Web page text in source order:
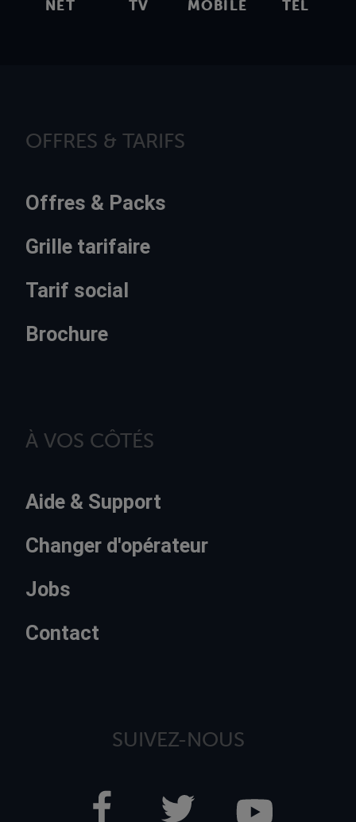
NET TV MOBILE TEL
OFFRES & TARIFS
Offres & Packs
Grille tarifaire
Tarif social
Brochure
À VOS CÔTÉS
Aide & Support
Changer d'opérateur
Jobs
Contact
SUIVEZ-NOUS